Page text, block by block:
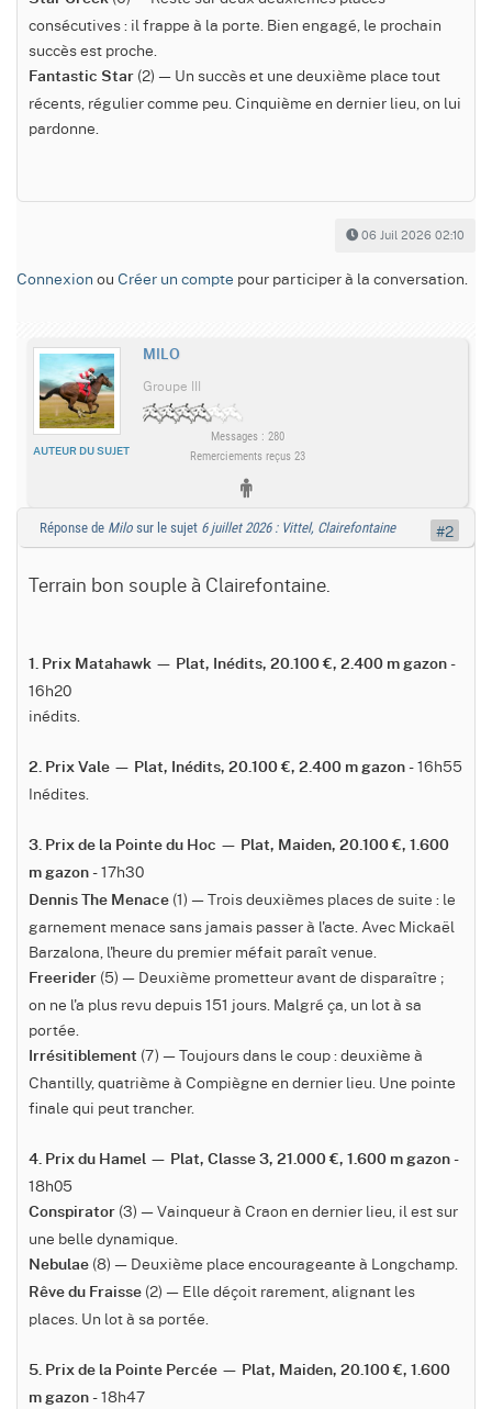
consécutives : il frappe à la porte. Bien engagé, le prochain
succès est proche.
Fantastic Star (2) — Un succès et une deuxième place tout
récents, régulier comme peu. Cinquième en dernier lieu, on lui
pardonne.
06 Juil 2026 02:10
Connexion ou Créer un compte pour participer à la conversation.
MILO
AUTEUR DU SUJET
Groupe III
Messages : 280
Remerciements reçus 23
Réponse de Milo sur le sujet 6 juillet 2026 : Vittel, Clairefontaine
Terrain bon souple à Clairefontaine.
1. Prix Matahawk — Plat, Inédits, 20.100 €, 2.400 m gazon -
16h20
inédits.
2. Prix Vale — Plat, Inédits, 20.100 €, 2.400 m gazon - 16h55
Inédites.
3. Prix de la Pointe du Hoc — Plat, Maiden, 20.100 €, 1.600
m gazon - 17h30
Dennis The Menace (1) — Trois deuxièmes places de suite : le
garnement menace sans jamais passer à l'acte. Avec Mickaël
Barzalona, l'heure du premier méfait paraît venue.
Freerider (5) — Deuxième prometteur avant de disparaître ;
on ne l'a plus revu depuis 151 jours. Malgré ça, un lot à sa
portée.
Irrésitiblement (7) — Toujours dans le coup : deuxième à
Chantilly, quatrième à Compiègne en dernier lieu. Une pointe
finale qui peut trancher.
4. Prix du Hamel — Plat, Classe 3, 21.000 €, 1.600 m gazon -
18h05
Conspirator (3) — Vainqueur à Craon en dernier lieu, il est sur
une belle dynamique.
Nebulae (8) — Deuxième place encourageante à Longchamp.
Rêve du Fraisse (2) — Elle déçoit rarement, alignant les
places. Un lot à sa portée.
5. Prix de la Pointe Percée — Plat, Maiden, 20.100 €, 1.600
m gazon - 18h47
#2